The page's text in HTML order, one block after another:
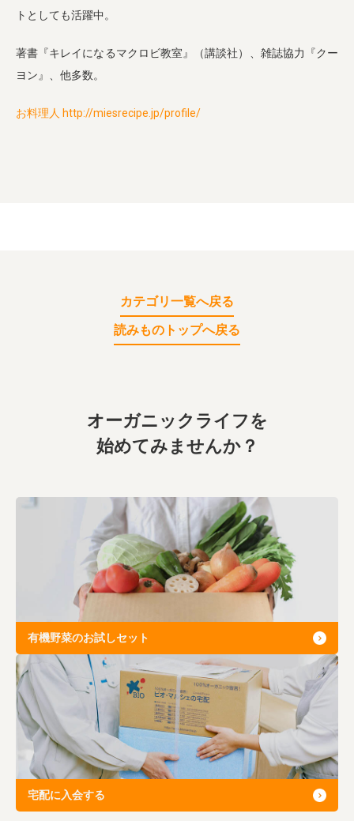
トとしても活躍中。
著書『キレイになるマクロビ教室』（講談社）、雑誌協力『クー
ヨン』、他多数。
お料理人 http://miesrecipe.jp/profile/
カテゴリ一覧へ戻る
読みものトップへ戻る
オーガニックライフを
始めてみませんか？
有機野菜のお試しセット
宅配に入会する